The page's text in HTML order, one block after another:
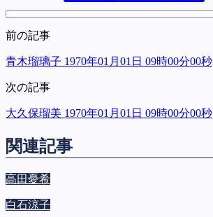
前の記事
青木瑠璃子 1970年01月01日 09時00分00秒
次の記事
大久保瑠美 1970年01月01日 09時00分00秒
関連記事
高田憂希
白石涼子